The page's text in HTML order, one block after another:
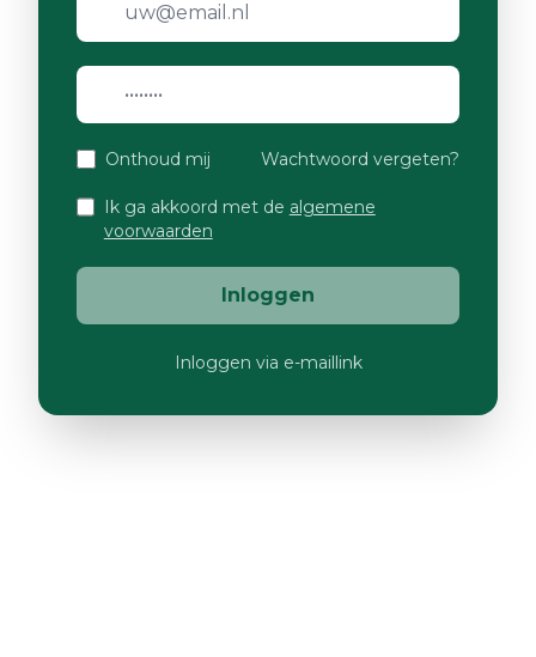
Onthoud mij Wachtwoord vergeten?
Ik ga akkoord met de algemene
voorwaarden
Inloggen
Inloggen via e-maillink